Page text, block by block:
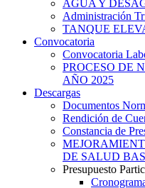
AGUA Y
Administración
TANQUE
Convocatoria
Convocatoria
PROCESO DE
AÑO 2025
Descargas
Documentos
Rendición de
Constancia de
DE SALUD
Presupuesto